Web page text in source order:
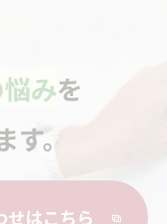
みを
す。
せはこちら